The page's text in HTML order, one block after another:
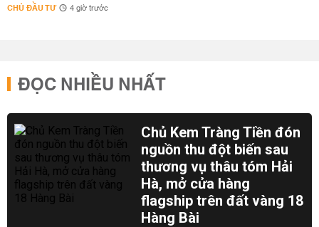
CHỦ ĐẦU TƯ 4 giờ trước
ĐỌC NHIỀU NHẤT
Chủ Kem Tràng Tiền đón
nguồn thu đột biến sau
thương vụ thâu tóm Hải
Hà, mở cửa hàng
flagship trên đất vàng 18
Hàng Bài